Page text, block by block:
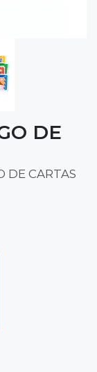
DE
DE CARTAS